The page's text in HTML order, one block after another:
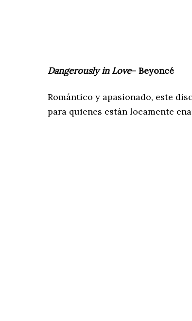
Dangerously in Love– Beyoncé
Romántico y apasionado, este
para quienes están locamente